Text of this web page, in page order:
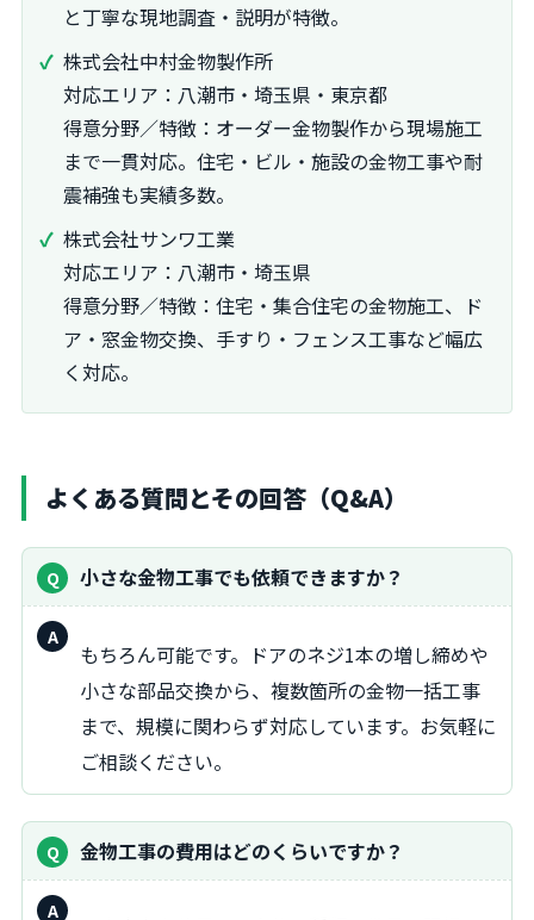
と丁寧な現地調査・説明が特徴。
株式会社中村金物製作所
対応エリア：八潮市・埼玉県・東京都
得意分野／特徴：オーダー金物製作から現場施工
まで一貫対応。住宅・ビル・施設の金物工事や耐
震補強も実績多数。
株式会社サンワ工業
対応エリア：八潮市・埼玉県
得意分野／特徴：住宅・集合住宅の金物施工、ド
ア・窓金物交換、手すり・フェンス工事など幅広
く対応。
よくある質問とその回答（Q&A）
小さな金物工事でも依頼できますか？
答：
もちろん可能です。ドアのネジ1本の増し締めや
小さな部品交換から、複数箇所の金物一括工事
まで、規模に関わらず対応しています。お気軽に
ご相談ください。
金物工事の費用はどのくらいですか？